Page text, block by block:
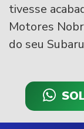
tivesse
Motores
do seu